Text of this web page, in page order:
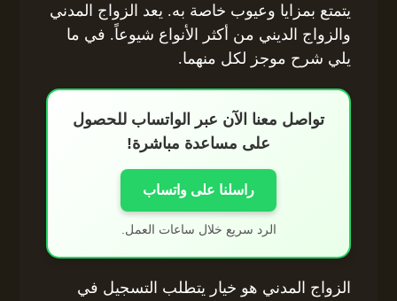
يتمتع بمزايا وعيوب خاصة به. يعد الزواج المدني
والزواج الديني من أكثر الأنواع شيوعاً. في ما
يلي شرح موجز لكل منهما.
تواصل معنا الآن عبر الواتساب للحصول
على مساعدة مباشرة!
راسلنا على واتساب
الرد سريع خلال ساعات العمل.
الزواج المدني هو خيار يتطلب التسجيل في